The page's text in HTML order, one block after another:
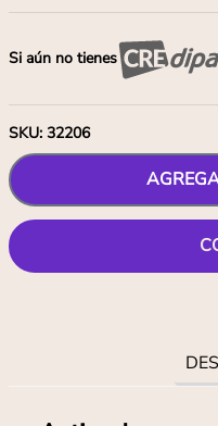
Si aún no tienes
SKU: 32206